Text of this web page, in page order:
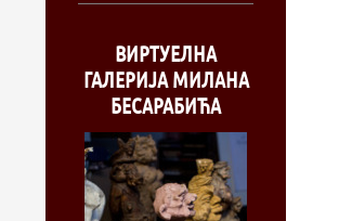
ВИРТУЕЛНА
ГАЛЕРИЈА МИЛАНА
БЕСАРАБИЋА